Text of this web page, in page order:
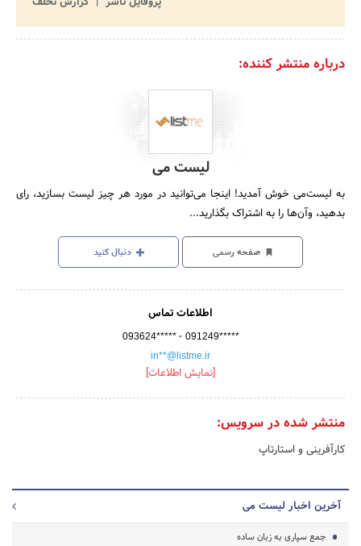
درباره منتشر کننده:
لیست می
به لیست‌می خوش آمدید! اینجا می‌توانید در مورد هر چیز لیست بسازید، رای
بدهید، وآن‌ها را به اشتراک بگذارید...
صفحه رسمی دنبال کنید
اطلاعات تماس
093624***** - 091249*****
in**@listme.ir
[نمایش اطلاعات]
منتشر شده در سرویس:
کارآفرینی و استارتاپ
آخرین اخبار لیست می
جمع سپاری به زبان ساده